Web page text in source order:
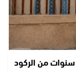
سنوات من الركود